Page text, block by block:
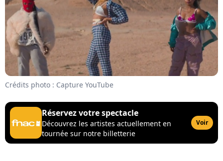
Crédits photo : Capture YouTube
Réservez votre spectacle
Découvrez les artistes actuellement en
tournée sur notre billetterie
Voir